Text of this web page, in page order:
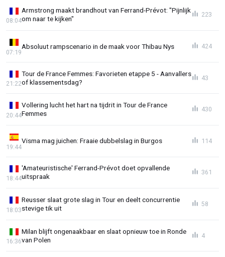
Armstrong maakt brandhout van Ferrand-Prévot: "Pijnlijk
om naar te kijken"
08:04
223
Absoluut rampscenario in de maak voor Thibau Nys
07:19
424
Tour de France Femmes: Favorieten etappe 5 - Aanvallers
of klassementsdag?
21:22
43
Vollering lucht het hart na tijdrit in Tour de France
Femmes
20:44
430
Visma mag juichen: Fraaie dubbelslag in Burgos
19:44
114
'Amateuristische' Ferrand-Prévot doet opvallende
uitspraak
18:44
361
Reusser slaat grote slag in Tour en deelt concurrentie
stevige tik uit
18:03
58
Milan blijft ongenaakbaar en slaat opnieuw toe in Ronde
van Polen
16:36
4